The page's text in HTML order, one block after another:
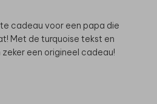
cadeau voor een papa die
Met de turquoise tekst en
een origineel cadeau!